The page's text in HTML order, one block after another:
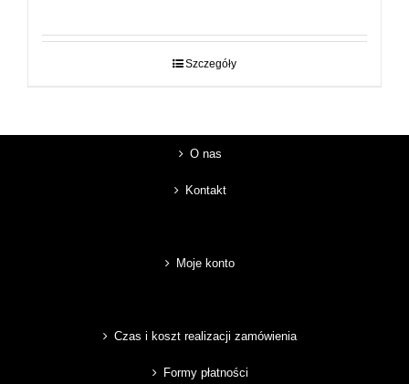
29,00 zł
Szczegóły
O nas
Kontakt
Moje konto
Czas i koszt realizacji zamówienia
Formy płatności